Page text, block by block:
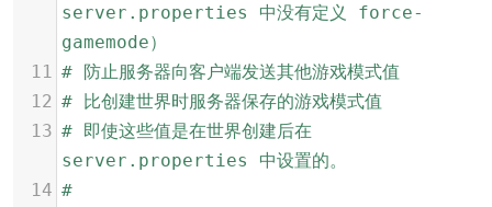
server.properties 中没有定义 force-
gamemode）
11
# 防止服务器向客户端发送其他游戏模式值
12 # 比创建世界时服务器保存的游戏模式值
13 # 即使这些值是在世界创建后在
server.properties 中设置的。
14 #